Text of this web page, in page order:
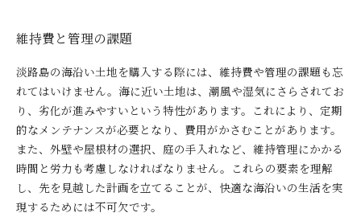
維持費と管理の課題
淡路島の海沿い土地を購入する際には、維持費や管理の課題も忘
れてはいけません。海に近い土地は、潮風や湿気にさらされてお
り、劣化が進みやすいという特性があります。これにより、定期
的なメンテナンスが必要となり、費用がかさむことがあります。
また、外壁や屋根材の選択、庭の手入れなど、維持管理にかかる
時間と労力も考慮しなければなりません。これらの要素を理解
し、先を見越した計画を立てることが、快適な海沿いの生活を実
現するためには不可欠です。